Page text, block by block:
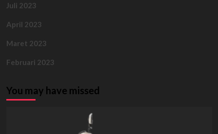
Juli 2023
April 2023
Maret 2023
Februari 2023
You may have missed